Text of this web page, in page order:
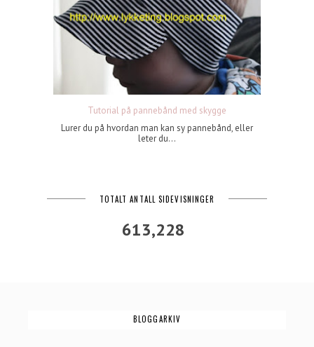
Tutorial på pannebånd med skygge
Lurer du på hvordan man kan sy pannebånd, eller
leter du...
TOTALT ANTALL SIDEVISNINGER
613,228
BLOGGARKIV